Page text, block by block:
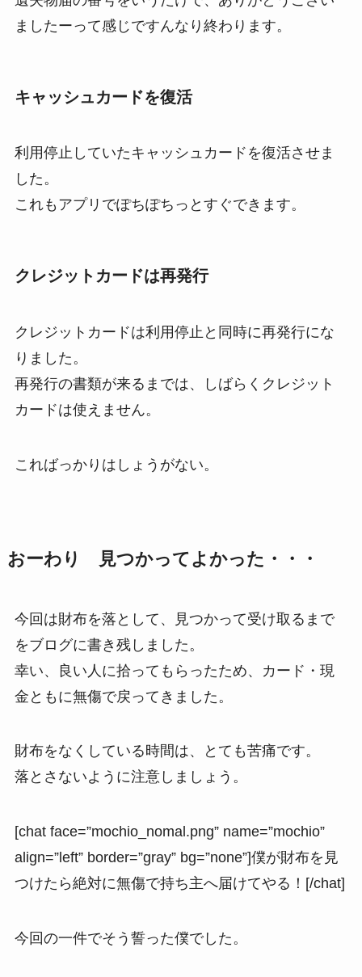
ましたーって感じですんなり終わります。
キャッシュカードを復活
利用停止していたキャッシュカードを復活させま
した。
これもアプリでぽちぽちっとすぐできます。
クレジットカードは再発行
クレジットカードは利用停止と同時に再発行にな
りました。
再発行の書類が来るまでは、しばらくクレジット
カードは使えません。
こればっかりはしょうがない。
おーわり 見つかってよかった・・・
今回は財布を落として、見つかって受け取るまで
をブログに書き残しました。
幸い、良い人に拾ってもらったため、カード・現
金ともに無傷で戻ってきました。
財布をなくしている時間は、とても苦痛です。
落とさないように注意しましょう。
[chat face=”mochio_nomal.png” name=”mochio”
align=”left” border=”gray” bg=”none”]僕が財布を見
つけたら絶対に無傷で持ち主へ届けてやる！[/chat]
今回の一件でそう誓った僕でした。